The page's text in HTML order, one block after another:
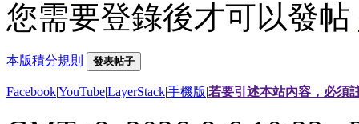
您需要登錄後才可以發帖
本版積分規則 發表帖子
Facebook|YouTube|LayerStack|手機版|若要引述本站內容，必須